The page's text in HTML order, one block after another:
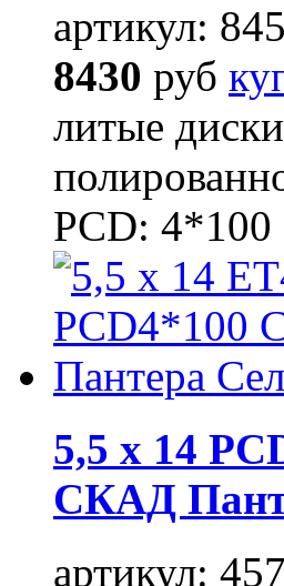
артикул:
8430 руб
литые
PCD:
5,5 x 14
СКАД
артикул: